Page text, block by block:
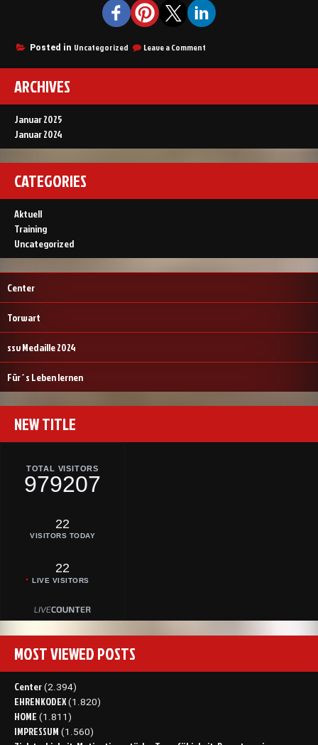
Posted in Uncategorized Leave a Comment
ARCHIVES
Januar 2025
Januar 2024
CATEGORIES
Aktuell
Training
Uncategorized
Center
Torwart
ssv Medaille 2024
Für´s Leben lernen
NEW TITLE
TOTAL VISITORS
979207
22
VISITORS TODAY
22
LIVE VISITORS
MOST VIEWED POSTS
Center (2.394)
EHRENKODEX (1.820)
HOME (1.811)
IMPRESSUM (1.560)